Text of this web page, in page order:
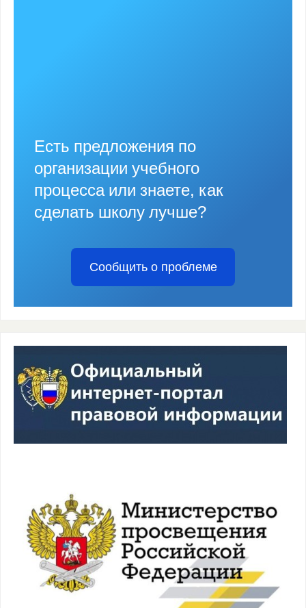
Есть предложения по
организации учебного
процесса или знаете, как
сделать школу лучше?
Сообщить о проблеме